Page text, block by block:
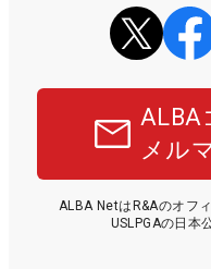
ALBA
メル
ALBA NetはR&Aのオフ
USLPGAの日本